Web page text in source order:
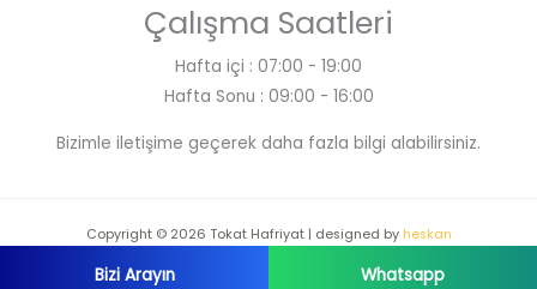
Çalışma Saatleri
Hafta içi : 07:00 - 19:00
Hafta Sonu : 09:00 - 16:00
Bizimle iletişime geçerek daha fazla bilgi alabilirsiniz.
Copyright © 2026 Tokat Hafriyat | designed by heskan
Bizi Arayın Whatsapp